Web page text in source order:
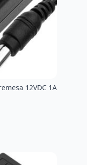
12VDC 1A